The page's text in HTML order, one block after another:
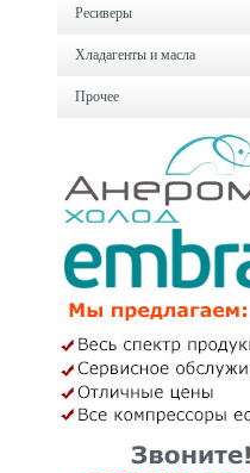
Ресиверы
Хладагенты и масла
Прочее